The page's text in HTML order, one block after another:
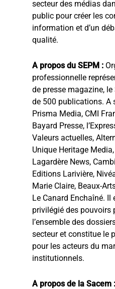
secteur des médias
public pour créer les
information et d’un
qualité.
A propos du SEPM :
professionnelle
de presse magazine,
de 500 publications. A
Prisma Media, CMI
Bayard Presse,
Valeurs actuelles,
Unique Heritage
Lagardère News,
Editions Larivière,
Marie Claire, Beaux-
Le Canard Enchaîné.
privilégié des pouvoirs
l’ensemble des
secteur et constitue le
pour les acteurs du
institutionnels.
A propos de la Sacem :